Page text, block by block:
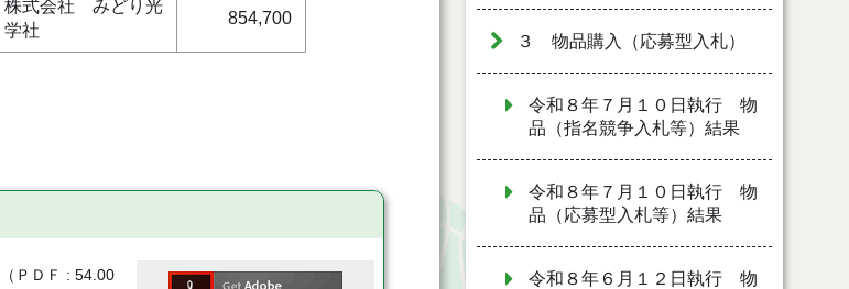
株式会社 みどり光
学社
854,700
（ ＰＤＦ
54.00
３ 物品購入（応募型入札）
令和８年７月１０日執行 物
品（指名競争入札等）結果
令和８年７月１０日執行 物
品（応募型入札等）結果
令和８年６月１２日執行 物